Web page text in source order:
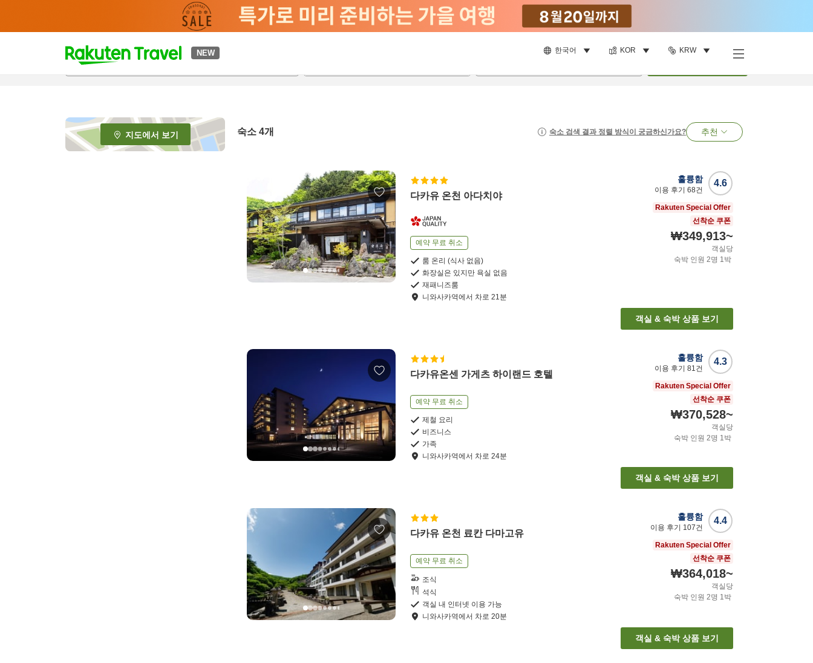
NEW 한국어 KOR KRW
t
p
e
_
s
지도에서 보기 숙소 4개 숙소 검색 결과 정렬 방식이 궁금하신가요? 추천
다카유 온천 아다치야
예약 무료 취소
룸 온리 (식사 없음)
화장실은 있지만 욕실 없음
재패니즈룸
니와사카역에서 차로 21분
4.6
훌륭함
이용 후기 68건
Rakuten Special Offer
선착순 쿠폰
₩349,913~
객실당
숙박 인원 2명 1박
객실 & 숙박 상품 보기
다카유온센 가게츠 하이랜드 호텔
예약 무료 취소
제철 요리
비즈니스
가족
니와사카역에서 차로 24분
4.3
훌륭함
이용 후기 81건
Rakuten Special Offer
선착순 쿠폰
₩370,528~
객실당
숙박 인원 2명 1박
객실 & 숙박 상품 보기
다카유 온천 료칸 다마고유
예약 무료 취소
조식
석식
객실 내 인터넷 이용 가능
니와사카역에서 차로 20분
4.4
훌륭함
이용 후기 107건
Rakuten Special Offer
선착순 쿠폰
₩364,018~
객실당
숙박 인원 2명 1박
객실 & 숙박 상품 보기